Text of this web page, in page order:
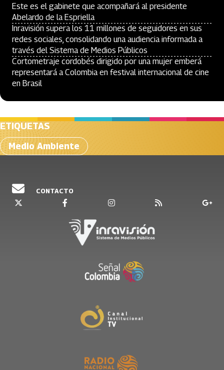
Este es el gabinete que acompañará al presidente
Abelardo de la Espriella
Inravisión supera los 11 millones de seguidores en sus
redes sociales, consolidando una audiencia informada a
través del Sistema de Medios Públicos
Cortometraje cordobés dirigido por una mujer emberá
representará a Colombia en festival internacional de cine
en Brasil
ETIQUETAS
Medio Ambiente
CONTACTO